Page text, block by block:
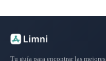
Tu guía para encontrar las mejores